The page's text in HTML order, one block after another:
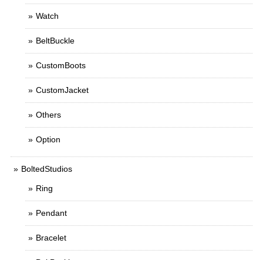
Watch
BeltBuckle
CustomBoots
CustomJacket
Others
Option
BoltedStudios
Ring
Pendant
Bracelet